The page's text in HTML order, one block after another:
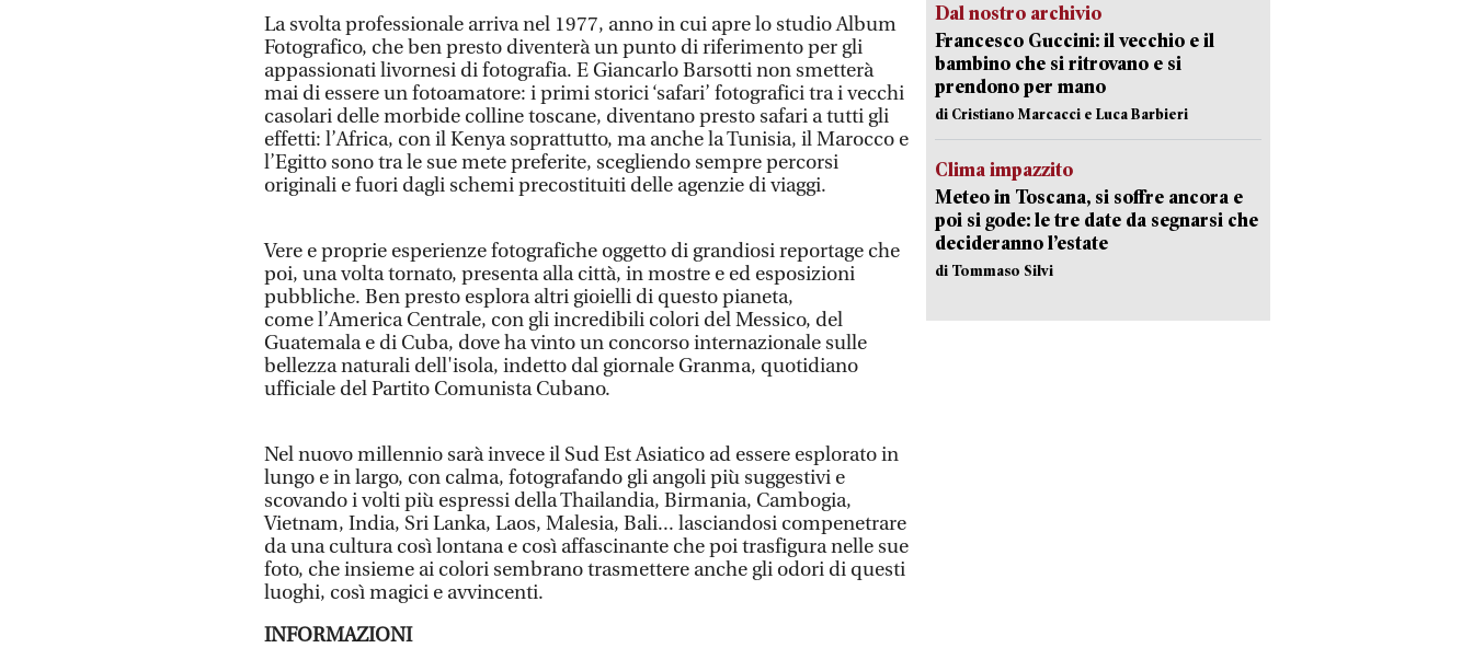
La svolta professionale arriva nel 1977, anno in cui apre lo studio Album
Fotografico, che ben presto diventerà un punto di riferimento per gli
appassionati livornesi di fotografia. E Giancarlo Barsotti non smetterà
mai di essere un fotoamatore: i primi storici ‘safari’ fotografici tra i vecchi
casolari delle morbide colline toscane, diventano presto safari a tutti gli
effetti: l’Africa, con il Kenya soprattutto, ma anche la Tunisia, il Marocco e
l’Egitto sono tra le sue mete preferite, scegliendo sempre percorsi
originali e fuori dagli schemi precostituiti delle agenzie di viaggi.
Vere e proprie esperienze fotografiche oggetto di grandiosi reportage che
poi, una volta tornato, presenta alla città, in mostre e ed esposizioni
pubbliche. Ben presto esplora altri gioielli di questo pianeta,
come l’America Centrale, con gli incredibili colori del Messico, del
Guatemala e di Cuba, dove ha vinto un concorso internazionale sulle
bellezza naturali dell'isola, indetto dal giornale Granma, quotidiano
ufficiale del Partito Comunista Cubano.
Nel nuovo millennio sarà invece il Sud Est Asiatico ad essere esplorato in
lungo e in largo, con calma, fotografando gli angoli più suggestivi e
scovando i volti più espressi della Thailandia, Birmania, Cambogia,
Vietnam, India, Sri Lanka, Laos, Malesia, Bali... lasciandosi compenetrare
da una cultura così lontana e così affascinante che poi trasfigura nelle sue
foto, che insieme ai colori sembrano trasmettere anche gli odori di questi
luoghi, così magici e avvincenti.
INFORMAZIONI
Dal nostro archivio
Francesco Guccini: il vecchio e il
bambino che si ritrovano e si
prendono per mano
di Cristiano Marcacci e Luca Barbieri
Clima impazzito
Meteo in Toscana, si soffre ancora e
poi si gode: le tre date da segnarsi che
decideranno l’estate
di Tommaso Silvi